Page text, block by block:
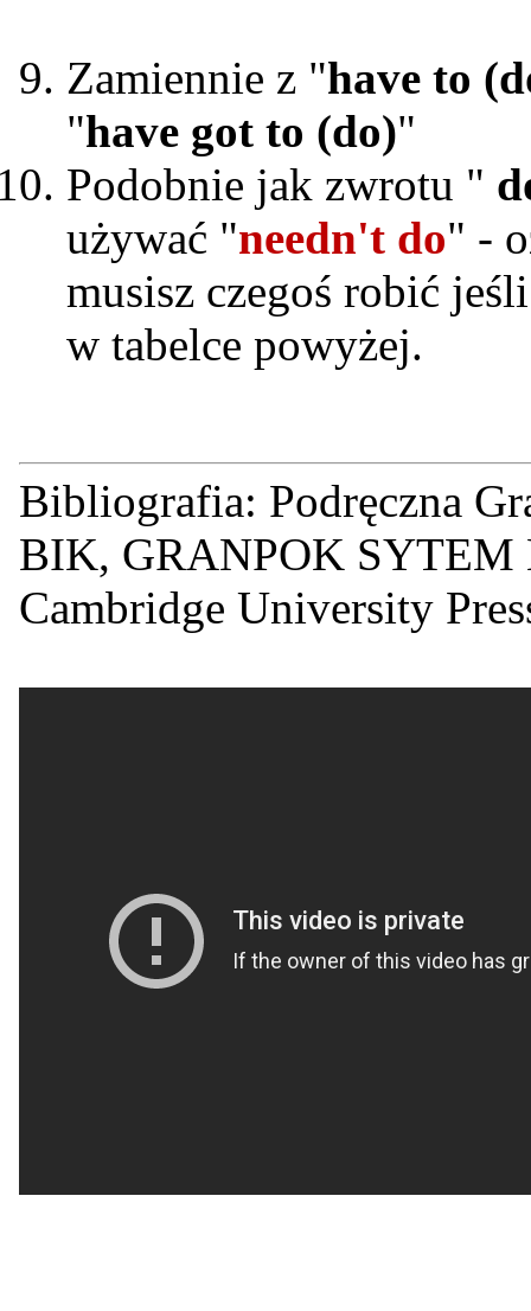
Zamiennie z "have to
"have got to (do)"
Podobnie jak zwrotu "
używać "needn't do" -
musisz czegoś robić
w tabelce powyżej.
Bibliografia: Podręczna
BIK, GRANPOK SYTEM
Cambridge University